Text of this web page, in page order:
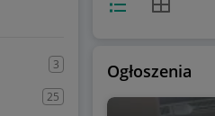
3
25
Ogłoszenia